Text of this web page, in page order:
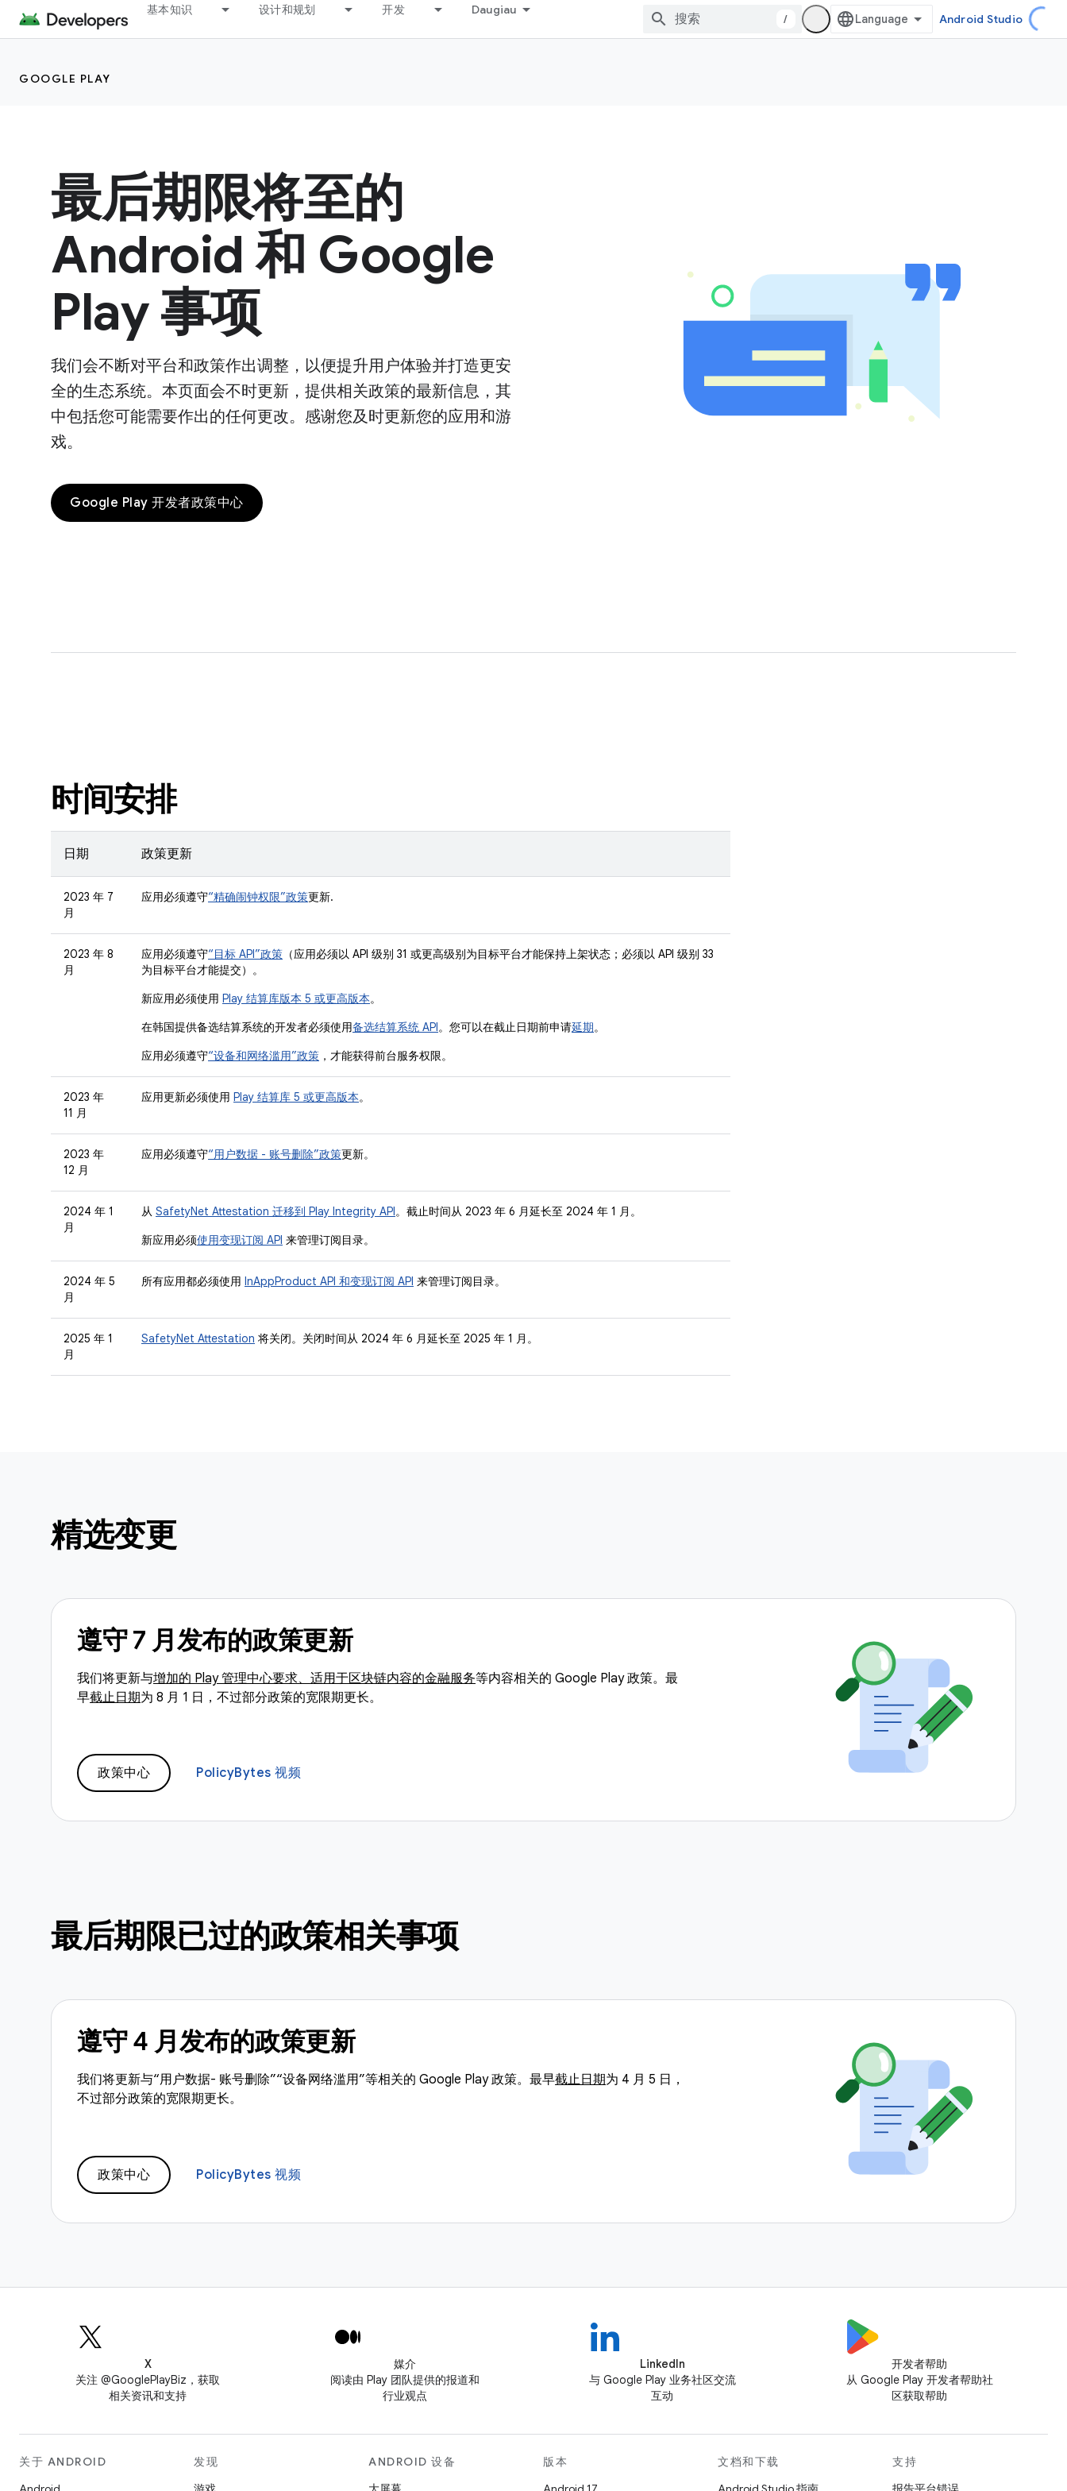
基本知识 设计和规划 开发 Daugiau
/ Android Studio
GOOGLE PLAY
最后期限将至的
Android 和 Google
Play 事项
我们会不断对平台和政策作出调整，以便提升用户体验并打造更安
全的生态系统。本页面会不时更新，提供相关政策的最新信息，其
中包括您可能需要作出的任何更改。感谢您及时更新您的应用和游
戏。
Google Play 开发者政策中心
时间安排
日期 政策更新
2023 年 7
月
应用必须遵守“精确闹钟权限”政策更新.
2023 年 8
月
应用必须遵守“目标 API”政策 （应用必须以 API 级别 31 或更高级别为目标平台才能保持上架状态；必须以 API 级别 33
为目标平台才能提交）。
新应用必须使用 Play 结算库版本 5 或更高版本。
在韩国提供备选结算系统的开发者必须使用备选结算系统 API。您可以在截止日期前申请延期。
应用必须遵守“设备和网络滥用”政策 ，才能获得前台服务权限。
2023 年
11 月
应用更新必须使用 Play 结算库 5 或更高版本。
2023 年
12 月
应用必须遵守“用户数据 - 账号删除”政策更新。
2024 年 1
月
从 SafetyNet Attestation 迁移到 Play Integrity API。截止时间从 2023 年 6 月延长至 2024 年 1 月。
新应用必须使用变现订阅 API 来管理订阅目录。
2024 年 5
月
所有应用都必须使用 InAppProduct API 和变现订阅 API 来管理订阅目录。
2025 年 1
月
SafetyNet Attestation 将关闭。关闭时间从 2024 年 6 月延长至 2025 年 1 月。
精选变更
遵守 7 月发布的政策更新
我们将更新与增加的 Play 管理中心要求、适用于区块链内容的金融服务等内容相关的 Google Play 政策。最
早截止日期为 8 月 1 日，不过部分政策的宽限期更长。
政策中心 PolicyBytes 视频
最后期限已过的政策相关事项
遵守 4 月发布的政策更新
我们将更新与“用户数据- 账号删除”“设备网络滥用”等相关的 Google Play 政策。最早截止日期为 4 月 5 日，
不过部分政策的宽限期更长。
政策中心 PolicyBytes 视频
X
关注 @GooglePlayBiz，获取
相关资讯和支持
媒介
阅读由 Play 团队提供的报道和
行业观点
LinkedIn
与 Google Play 业务社区交流
互动
开发者帮助
从 Google Play 开发者帮助社
区获取帮助
关于 ANDROID
发现
ANDROID 设备
版本
文档和下载
支持